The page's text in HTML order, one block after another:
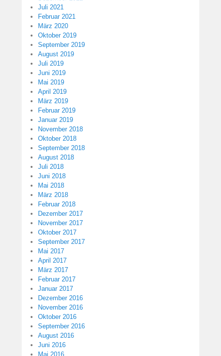
Juli 2021
Februar 2021
März 2020
Oktober 2019
September 2019
August 2019
Juli 2019
Juni 2019
Mai 2019
April 2019
März 2019
Februar 2019
Januar 2019
November 2018
Oktober 2018
September 2018
August 2018
Juli 2018
Juni 2018
Mai 2018
März 2018
Februar 2018
Dezember 2017
November 2017
Oktober 2017
September 2017
Mai 2017
April 2017
März 2017
Februar 2017
Januar 2017
Dezember 2016
November 2016
Oktober 2016
September 2016
August 2016
Juni 2016
Mai 2016